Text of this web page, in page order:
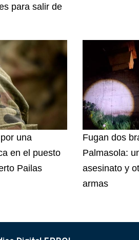
para salir de
una
en el puesto
Pailas
Fugan dos
Palmasola:
asesinato y
armas